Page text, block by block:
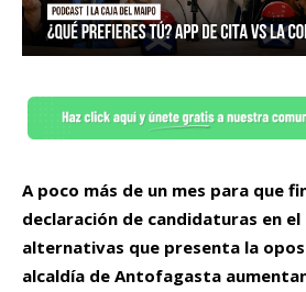
A poco más de un mes para que
declaración de candidaturas en el
alternativas que presenta la
alcaldía de Antofagasta